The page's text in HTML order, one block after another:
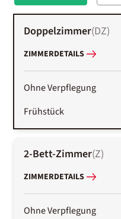
Doppelzimmer(DZ)
ZIMMERDETAILS
Ohne Verpflegung
Frühstück
2-Bett-Zimmer(Z)
ZIMMERDETAILS
Ohne Verpflegung